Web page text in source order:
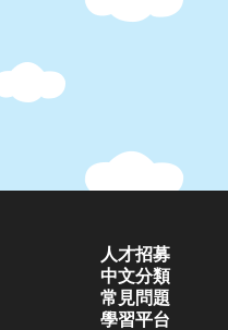
人才招募
中文分類
常見問題
學習平台